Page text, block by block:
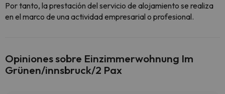
Por tanto, la prestación del servicio de alojamiento se realiza
en el marco de una actividad empresarial o profesional.
Opiniones sobre Einzimmerwohnung Im
Grünen/innsbruck/2 Pax